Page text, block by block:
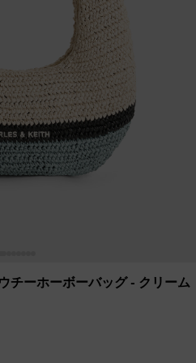
チーホーボーバッグ- クリーム